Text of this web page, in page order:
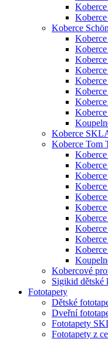
Koberce
Koberce
Koberce Tom
Kobercové
Sigikid dětské
Fototapety
Dětské
Dveřní
Fototapety
Fototapety z